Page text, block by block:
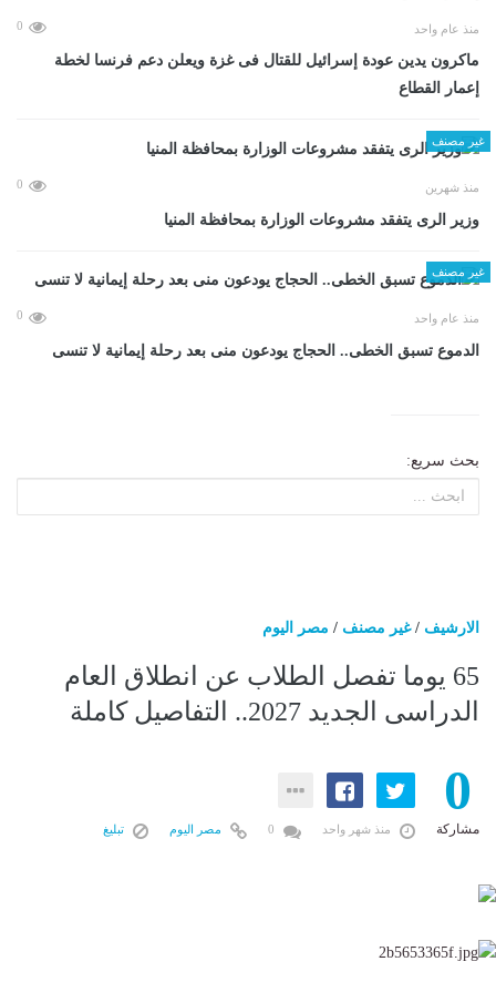
منذ عام واحد 0
ماكرون يدين عودة إسرائيل للقتال فى غزة ويعلن دعم فرنسا لخطة
إعمار القطاع
غير مصنف
منذ شهرين 0
وزير الرى يتفقد مشروعات الوزارة بمحافظة المنيا
غير مصنف
منذ عام واحد 0
الدموع تسبق الخطى.. الحجاج يودعون منى بعد رحلة إيمانية لا تنسى
بحث سريع:
الارشيف /غير مصنف / مصر اليوم
65 يوما تفصل الطلاب عن انطلاق العام
الدراسى الجديد 2027.. التفاصيل كاملة
0
مشاركة منذ شهر واحد مصر اليوم تبليغ